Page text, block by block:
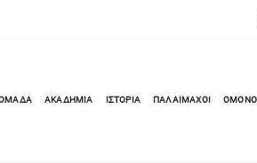
ΑΚΑΔΗΜΙΑ ΙΣΤΟΡΙΑ ΠΑΛΑΙΜΑΧΟΙ